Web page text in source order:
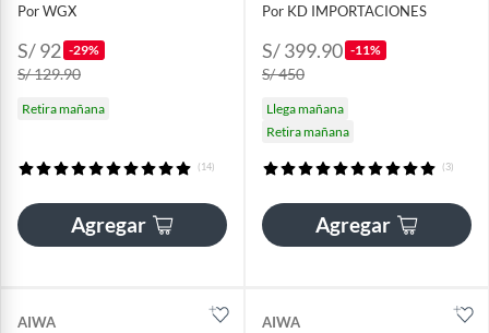
Por WGX
S/ 92 -29%
S/ 129.90
Retira mañana
(14)
Agregar
Por KD IMPORTACIONES
S/ 399.90 -11%
S/ 450
Llega mañana
Retira mañana
(3)
Agregar
AIWA AIWA